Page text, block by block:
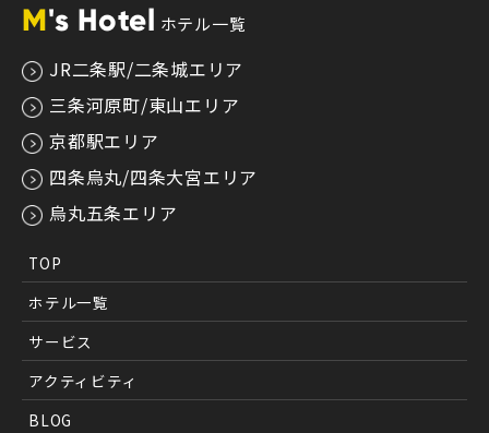
TOP
ホテル一覧
サービス
アクティビティ
BLOG
M's Hotel ホテル一覧
JR二条駅/二条城エリア
三条河原町/東山エリア
京都駅エリア
四条烏丸/四条大宮エリア
烏丸五条エリア